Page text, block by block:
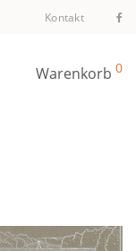
Kontakt
Warenkorb 0